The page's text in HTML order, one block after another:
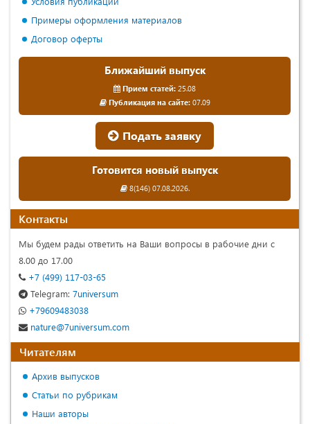
Примеры оформления материалов
Договор оферты
Ближайший выпуск
Прием статей: 25.08
Публикация на сайте:07.09
Подать заявку
Готовится новый выпуск
8(146) 07.08.2026.
Контакты
Мы будем рады ответить на Ваши вопросы в рабочие дни с
8.00 до 17.00
+7 (499) 117-03-65
Telegram: 7universum
+79609483038
nature@7universum.com
Читателям
Архив выпусков
Статьи по рубрикам
Наши авторы